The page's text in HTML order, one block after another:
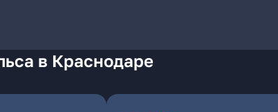
в Краснодаре